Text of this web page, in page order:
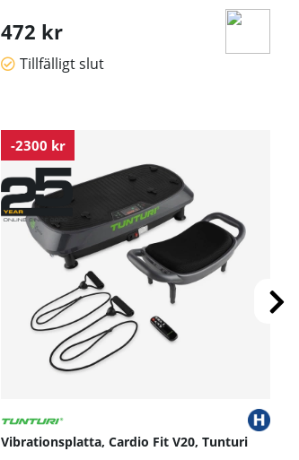
472 kr
Tillfälligt slut
-2300 kr
Vibrationsplatta, Cardio Fit V20, Tunturi